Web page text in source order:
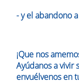
- y el abandono
¡Que nos
Ayúdanos a vivir
envuélvenos en